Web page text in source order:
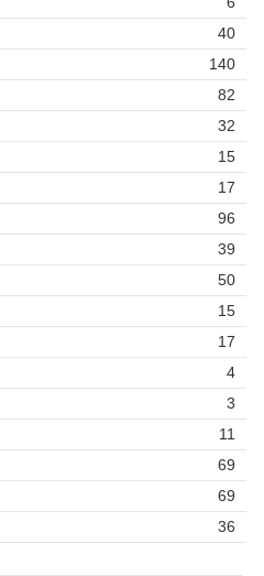
40
140
82
32
15
17
96
39
50
15
17
4
3
11
69
69
36